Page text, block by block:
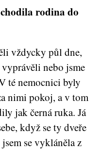
rodina do
vždycky půl dne,
nebo jsme
té nemocnici byly
nimi pokoj, a v tom
jak černá ruka. Já
když se ty dveře
se vykláněla z